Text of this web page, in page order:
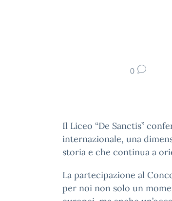
0
Il Liceo “De Sanctis”
internazionale, una
storia e che continua a
La partecipazione al
per noi non solo un